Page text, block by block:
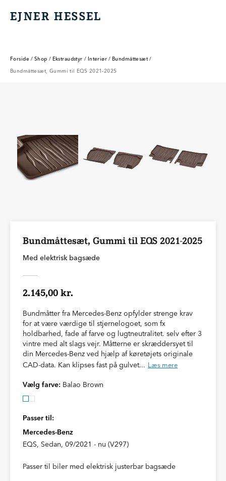
EJNER HESSEL
EJNER HESSEL
Forside / Shop / Ekstraudstyr / Interiør / Bundmåttesæt /
Bundmåttesæt, Gummi til EQS 2021-2025
Bundmåttesæt, Gummi til EQS 2021-2025
Med elektrisk bagsæde
2.145,00 kr.
Bundmåtter fra Mercedes-Benz opfylder strenge krav
for at være værdige til stjernelogoet, som fx
holdbarhed, fade af farve og lugtneutralitet. selv efter 3
vintre med alt slags vejr. Måtterne er skræddersyet til
din Mercedes-Benz ved hjælp af køretøjets originale
CAD-data. Kan klipses fast på gulvet... Læs mere
Vælg farve: Balao Brown
Passer til:
Mercedes-Benz
EQS, Sedan, 09/2021 - nu (V297)
Passer til biler med elektrisk justerbar bagsæde